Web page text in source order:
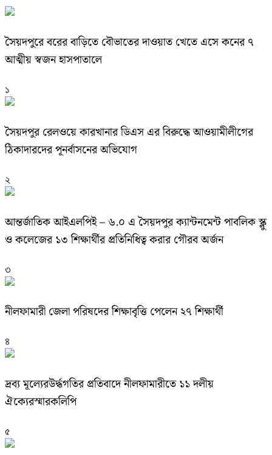
সৈয়দপুরে বরের বাড়িতে বৌভাতের দাওয়াত খেতে এসে কনের ৭
আত্মীয় স্বজন হাসপাতালে
১
সৈয়দপুর রেলওয়ে কারখানার ডিএস এর বিরুদ্ধে আওয়ামীলীগের
ঠিকাদারদের পূনর্বাসনের অভিযোগ
২
আন্তর্জাতিক আইএলপিই – ৬.০ এ সৈয়দপুর ক্যান্টনমেন্ট পাবলিক স্ক্লু
ও কলেজের ১৩ শিক্ষার্থীর প্রতিনিধিত্ব করার গৌরব অর্জন
৩
নীলফামারী জেলা পরিষদের শিক্ষাবৃত্তি পেলেন ২৭ শিক্ষার্থী
৪
দ্রব্য মূল্যেরউর্দ্ধগতির প্রতিবাদে নীলফামারীতে ১১ দলীয়
ঐক্যেরস্মারকলিপি
৫